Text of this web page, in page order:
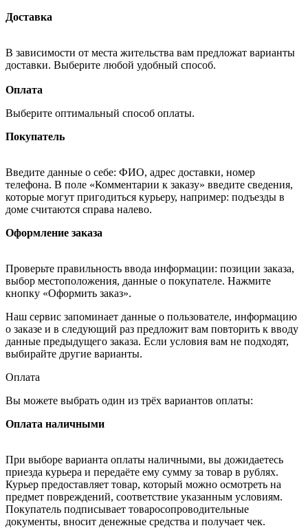
Доставка
В зависимости от места жительства вам предложат варианты
доставки. Выберите любой удобный способ.
Оплата
Выберите оптимальный способ оплаты.
Покупатель
Введите данные о себе: ФИО, адрес доставки, номер
телефона. В поле «Комментарии к заказу» введите сведения,
которые могут пригодиться курьеру, например: подъезды в
доме считаются справа налево.
Оформление заказа
Проверьте правильность ввода информации: позиции заказа,
выбор местоположения, данные о покупателе. Нажмите
кнопку «Оформить заказ».
Наш сервис запоминает данные о пользователе, информацию
о заказе и в следующий раз предложит вам повторить к вводу
данные предыдущего заказа. Если условия вам не подходят,
выбирайте другие варианты.
Оплата
Вы можете выбрать один из трёх вариантов оплаты:
Оплата наличными
При выборе варианта оплаты наличными, вы дожидаетесь
приезда курьера и передаёте ему сумму за товар в рублях.
Курьер предоставляет товар, который можно осмотреть на
предмет повреждений, соответствие указанным условиям.
Покупатель подписывает товаросопроводительные
документы, вносит денежные средства и получает чек.